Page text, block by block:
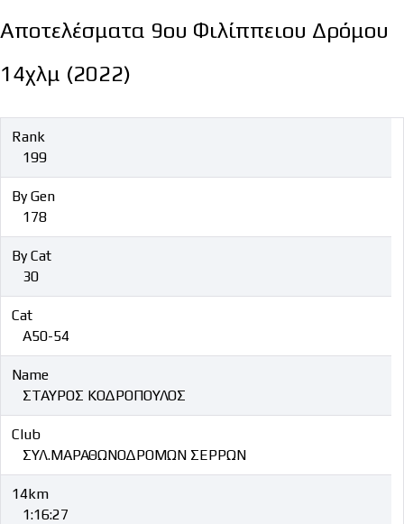
Αποτελέσματα 9ου Φιλίππειου Δρόμου
14χλμ (2022)
Rank
199
By Gen
178
By Cat
30
Cat
Α50-54
Name
ΣΤΑΥΡΟΣ ΚΟΔΡΟΠΟΥΛΟΣ
Club
ΣΥΛ.ΜΑΡΑΘΩΝΟΔΡΟΜΩΝ ΣΕΡΡΩΝ
14km
1:16:27